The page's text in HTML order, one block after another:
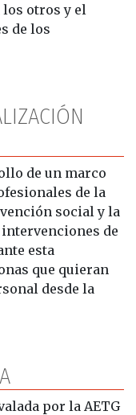
otros y el
de los
de un marco
de la
social y la
de
esta
que quieran
desde la
por la AETG